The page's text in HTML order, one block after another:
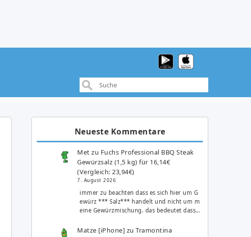
Neueste Kommentare
Met zu Fuchs Professional BBQ Steak
Gewürzsalz (1,5 kg) für 16,14€
(Vergleich: 23,94€)
7. August 2026
immer zu beachten dass es sich hier um G
ewürz *** Salz*** handelt und nicht um m
eine Gewürzmischung. das bedeutet dass…
Matze [iPhone] zuTramontina